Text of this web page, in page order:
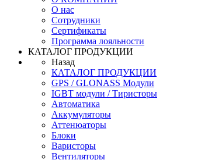
О нас
Сотрудники
Сертификаты
Программа лояльности
КАТАЛОГ ПРОДУКЦИИ
Назад
КАТАЛОГ ПРОДУКЦИИ
GPS / GLONASS Модули
IGBT модули / Тиристоры
Автоматика
Аккумуляторы
Аттенюаторы
Блоки
Варисторы
Вентиляторы